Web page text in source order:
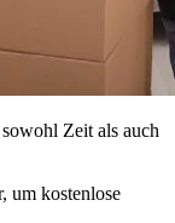
Zeit als auch
um kostenlose